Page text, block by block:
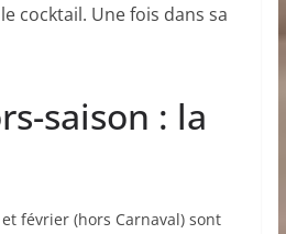
cocktail. Une fois dans sa
saison : la
février (hors Carnaval) sont